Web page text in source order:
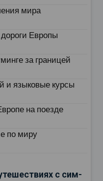
мира
Европы
за границей
и языковые курсы
на поезде
по миру
с сим-